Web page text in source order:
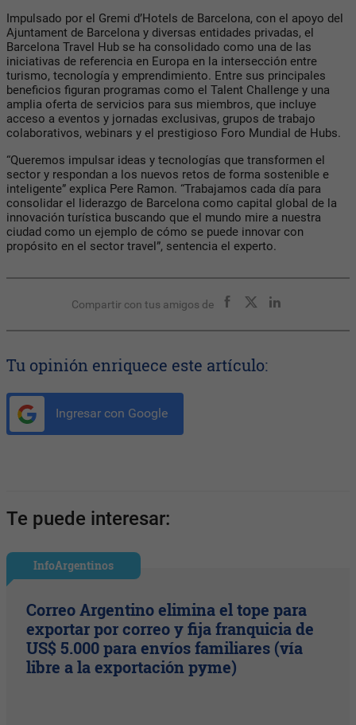
Impulsado por el Gremi d’Hotels de Barcelona, con el apoyo del
Ajuntament de Barcelona y diversas entidades privadas, el
Barcelona Travel Hub se ha consolidado como una de las
iniciativas de referencia en Europa en la intersección entre
turismo, tecnología y emprendimiento. Entre sus principales
beneficios figuran programas como el Talent Challenge y una
amplia oferta de servicios para sus miembros, que incluye
acceso a eventos y jornadas exclusivas, grupos de trabajo
colaborativos, webinars y el prestigioso Foro Mundial de Hubs.
“Queremos impulsar ideas y tecnologías que transformen el
sector y respondan a los nuevos retos de forma sostenible e
inteligente” explica Pere Ramon. “Trabajamos cada día para
consolidar el liderazgo de Barcelona como capital global de la
innovación turística buscando que el mundo mire a nuestra
ciudad como un ejemplo de cómo se puede innovar con
propósito en el sector travel”, sentencia el experto.
Compartir con tus amigos de
Tu opinión enriquece este artículo:
Ingresar con Google
Te puede interesar:
InfoArgentinos
Correo Argentino elimina el tope para
exportar por correo y fija franquicia de
US$ 5.000 para envíos familiares (vía
libre a la exportación pyme)